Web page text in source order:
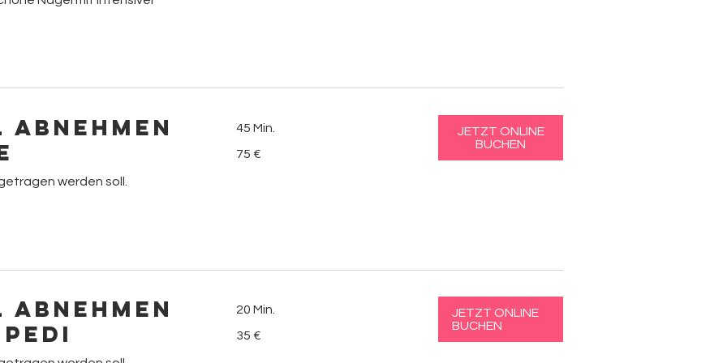
werden soll.
45 Min.
Euro
75 €
JETZT ONLINE
BUCHEN
20 Min.
Euro
35 €
JETZT ONLINE
BUCHEN